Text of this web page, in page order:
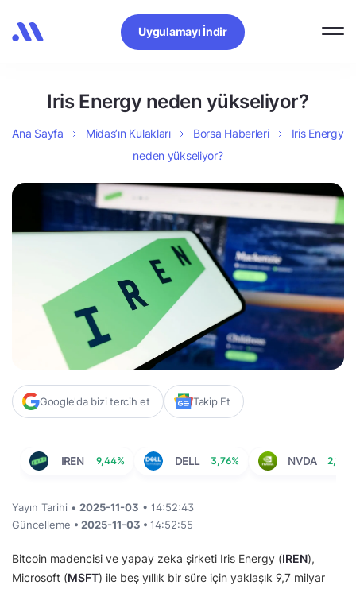
Uygulamayı İndir
Iris Energy neden yükseliyor?
Ana Sayfa Midas’ın Kulakları Borsa Haberleri
Iris Energy
neden yükseliyor?
Google'da bizi tercih et Takip Et
IREN 9,44% DELL 3,76% NVDA 2,19%
Yayın Tarihi • 2025-11-03 • 14:52:43
Güncelleme • 2025-11-03 • 14:52:55
Bitcoin madencisi ve yapay zeka şirketi Iris Energy (IREN),
Microsoft (MSFT) ile beş yıllık bir süre için yaklaşık 9,7 milyar